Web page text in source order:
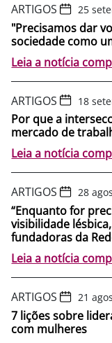
ARTIGOS 25
"Precisamos dar
sociedade como
Leia a notícia
ARTIGOS 18
Por que a
mercado de
Leia a notícia
ARTIGOS 28
“Enquanto for
visibilidade
fundadoras da
Leia a notícia
ARTIGOS 21
7 lições sobre
com mulheres